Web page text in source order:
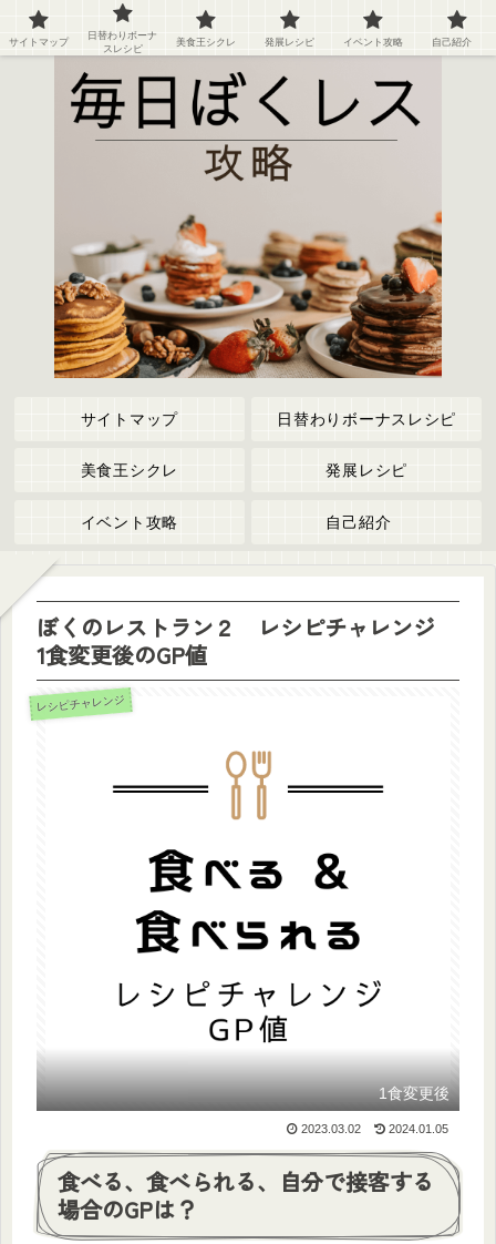
ぼくのレストラン２の攻略情報や記録など
サイトマップ 日替わりボーナスレシピ
美食王シクレ 発展レシピ
イベント攻略 自己紹介
ぼくのレストラン２ レシピチャレンジ
1食変更後のGP値
レシピチャレンジ
1食変更後
2023.03.02 2024.01.05
食べる、食べられる、自分で接客する
場合のGPは？
サイトマップ
日替わりボーナ
スレシピ
美食王シクレ 発展レシピ イベント攻略 自己紹介